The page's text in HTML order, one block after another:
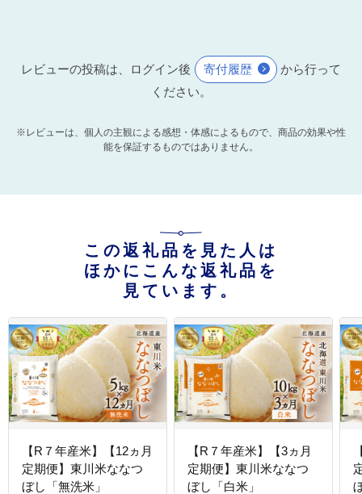
レビューの投稿は、ログイン後 寄付履歴
から行って
ください。
※レビューは、個人の主観による感想・体感によるもので、商品の効果や性
能を保証するものではありません。
この返礼品を見た人は
ほかにこんな返礼品を
見ています。
【R７年産米】【12ヵ月
定期便】東川米ななつ
ぼし「無洗米」
【R７年産米】【3ヵ月
定期便】東川米ななつ
ぼし「白米」